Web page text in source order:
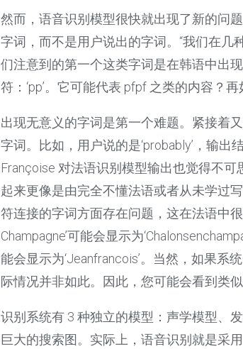
然而，语音识别模型很快就出现了新的问
字词，而不是用户说出的字词。“我们在
们注意到的第一个这类字词是在韩语中出
符：‘pp’。它可能代表 pfpf 之类的内容？
出现无意义的字词是第一个难题。紧接着
字词。比如，用户说的是‘probably’，输出
Françoise 对法语识别模型输出也觉得不
起来更像是由完全不懂法语或者从未学过
符连接的字词方面存在问题，这在法语中
Champagne’可能会显示为
能会显示为‘Jeanfrancois’。当然，如果
际情况并非如此。因此，您可能会看到类似
识别系统有 3 种独立的模型：声学模型、
巨大的搜索图。实际上，语音识别就是采